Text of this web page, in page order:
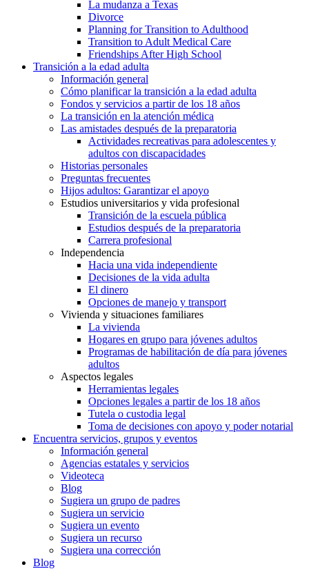
La mudanza a Texas
Divorce
Planning for Transition to Adulthood
Transition to Adult Medical Care
Friendships After High School
Transición a la edad adulta
Información general
Cómo planificar la transición a la edad adulta
Fondos y servicios a partir de los 18 años
La transición en la atención médica
Las amistades después de la preparatoria
Actividades recreativas para adolescentes y
adultos con discapacidades
Historias personales
Preguntas frecuentes
Hijos adultos: Garantizar el apoyo
Estudios universitarios y vida profesional
Transición de la escuela pública
Estudios después de la preparatoria
Carrera profesional
Independencia
Hacia una vida independiente
Decisiones de la vida adulta
El dinero
Opciones de manejo y transport
Vivienda y situaciones familiares
La vivienda
Hogares en grupo para jóvenes adultos
Programas de habilitación de día para jóvenes
adultos
Aspectos legales
Herramientas legales
Opciones legales a partir de los 18 años
Tutela o custodia legal
Toma de decisiones con apoyo y poder notarial
Encuentra servicios, grupos y eventos
Información general
Agencias estatales y servicios
Videoteca
Blog
Sugiera un grupo de padres
Sugiera un servicio
Sugiera un evento
Sugiera un recurso
Sugiera una corrección
Blog